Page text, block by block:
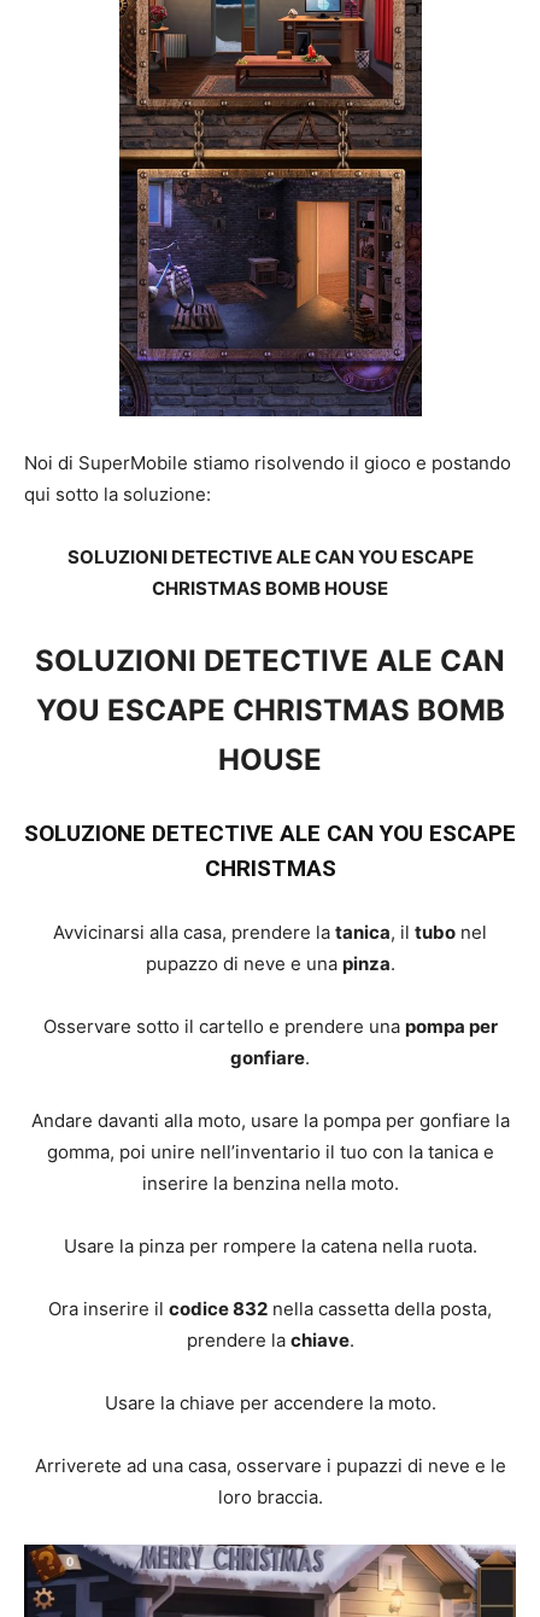
Noi di SuperMobile stiamo risolvendo il gioco e postando
qui sotto la soluzione:
SOLUZIONI DETECTIVE ALE CAN YOU ESCAPE
CHRISTMAS BOMB HOUSE
SOLUZIONI DETECTIVE ALE CAN
YOU ESCAPE CHRISTMAS BOMB
HOUSE
SOLUZIONE DETECTIVE ALE CAN YOU ESCAPE
CHRISTMAS
Avvicinarsi alla casa, prendere la tanica, il tubo nel
pupazzo di neve e una pinza.
Osservare sotto il cartello e prendere una pompa per
gonfiare.
Andare davanti alla moto, usare la pompa per gonfiare la
gomma, poi unire nell’inventario il tuo con la tanica e
inserire la benzina nella moto.
Usare la pinza per rompere la catena nella ruota.
Ora inserire il codice 832 nella cassetta della posta,
prendere la chiave.
Usare la chiave per accendere la moto.
Arriverete ad una casa, osservare i pupazzi di neve e le
loro braccia.